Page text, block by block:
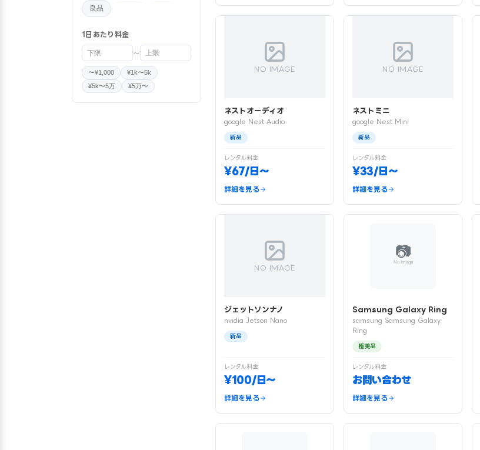
良品
1日あたり料金
〜
〜¥1,000
¥1k〜5k
¥5k〜5万
¥5万〜
NO IMAGE
ネストオーディオ
google Nest Audio
新品
レンタル料金
¥67/日〜
詳細を見る
NO IMAGE
ネストミニ
google Nest Mini
新品
レンタル料金
¥33/日〜
詳細を見る
NO IMAGE
ジェットソンナノ
nvidia Jetson Nano
新品
レンタル料金
¥100/日〜
詳細を見る
Samsung Galaxy Ring
samsung Samsung Galaxy
Ring
極美品
レンタル料金
お問い合わせ
詳細を見る